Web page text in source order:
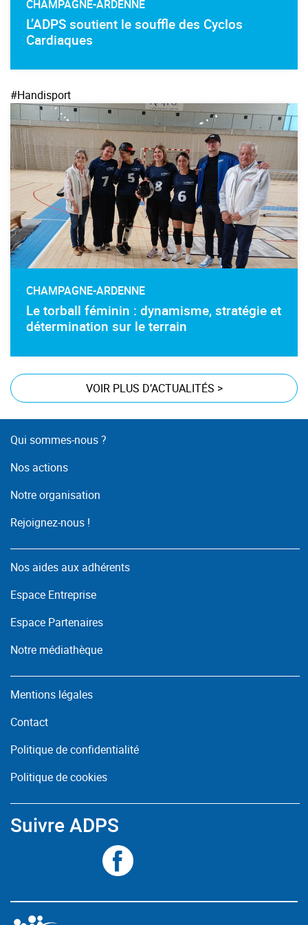
CHAMPAGNE-ARDENNE
L’ADPS soutient le souffle des Cyclos
Cardiaques
#Handisport
CHAMPAGNE-ARDENNE
Le torball féminin : dynamisme, stratégie et
détermination sur le terrain
VOIR PLUS D’ACTUALITÉS >
Qui sommes-nous ?
Nos actions
Notre organisation
Rejoignez-nous !
Nos aides aux adhérents
Espace Entreprise
Espace Partenaires
Notre médiathèque
Mentions légales
Contact
Politique de confidentialité
Politique de cookies
Suivre ADPS